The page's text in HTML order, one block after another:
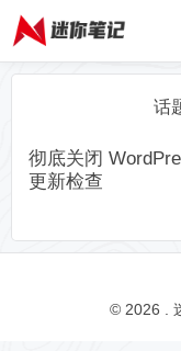
话
彻底关闭
更新检查
© 2026 .